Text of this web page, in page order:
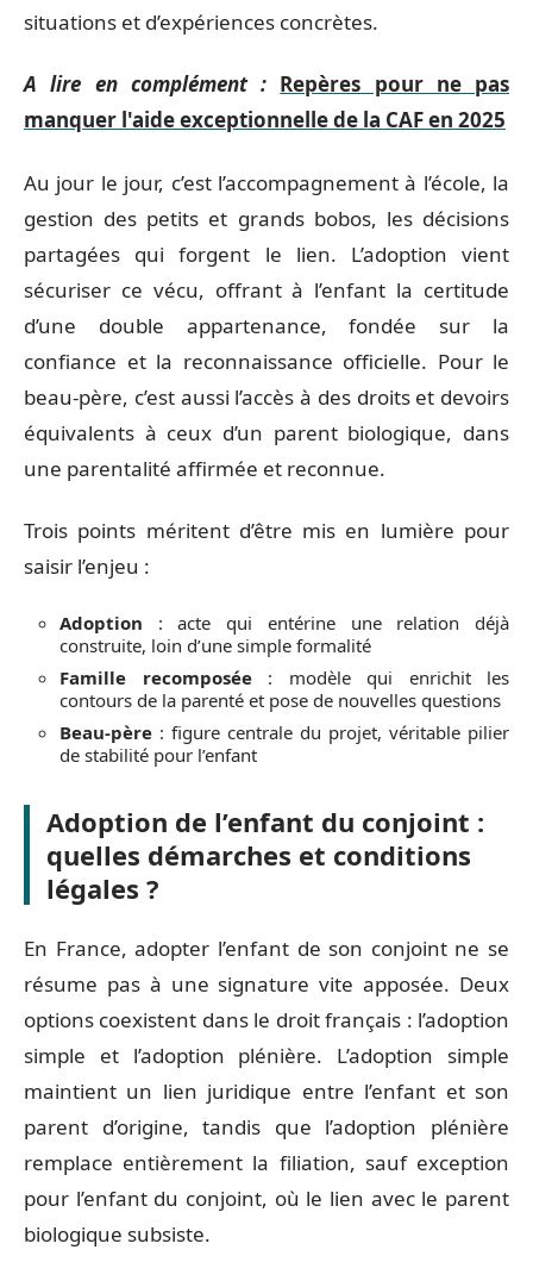
situations et d’expériences concrètes.
A lire en complément : Repères pour ne pas
manquer l'aide exceptionnelle de la CAF en 2025
Au jour le jour, c’est l’accompagnement à l’école, la
gestion des petits et grands bobos, les décisions
partagées qui forgent le lien. L’adoption vient
sécuriser ce vécu, offrant à l’enfant la certitude
d’une double appartenance, fondée sur la
confiance et la reconnaissance officielle. Pour le
beau-père, c’est aussi l’accès à des droits et devoirs
équivalents à ceux d’un parent biologique, dans
une parentalité affirmée et reconnue.
Trois points méritent d’être mis en lumière pour
saisir l’enjeu :
Adoption : acte qui entérine une relation déjà
construite, loin d’une simple formalité
Famille recomposée: modèle qui enrichit les
contours de la parenté et pose de nouvelles questions
Beau-père : figure centrale du projet, véritable pilier
de stabilité pour l’enfant
Adoption de l’enfant du conjoint :
quelles démarches et conditions
légales ?
En France, adopter l’enfant de son conjoint ne se
résume pas à une signature vite apposée. Deux
options coexistent dans le droit français : l’adoption
simple et l’adoption plénière. L’adoption simple
maintient un lien juridique entre l’enfant et son
parent d’origine, tandis que l’adoption plénière
remplace entièrement la filiation, sauf exception
pour l’enfant du conjoint, où le lien avec le parent
biologique subsiste.